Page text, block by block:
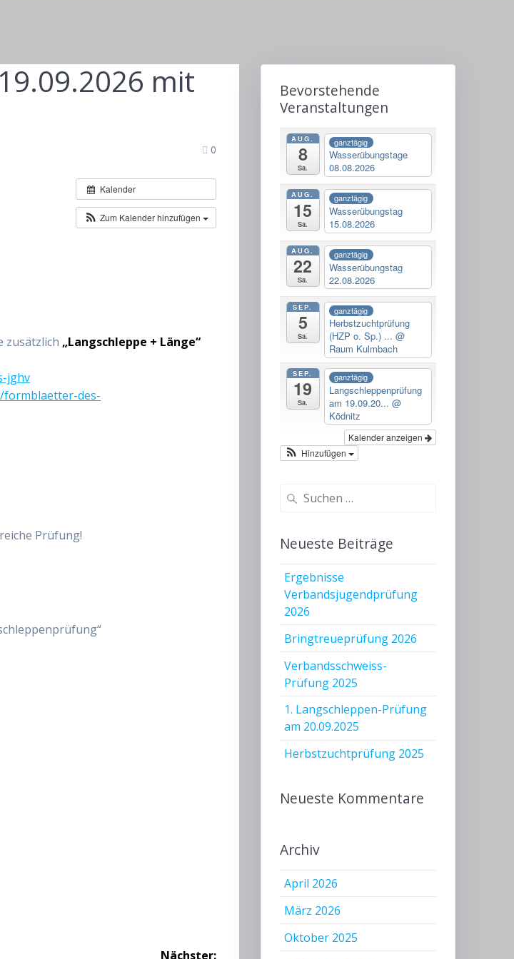
mit
0
Kalender
Zum Kalender hinzufügen
zusätzlich „Langschleppe + Länge“
jghv
formblaetter-des-
Prüfung!
Nächster:
Bevorstehende
Veranstaltungen
AUG.
8
Sa.
ganztägig
Wasserübungstage
08.08.2026
AUG.
15
Sa.
ganztägig
Wasserübungstag
15.08.2026
AUG.
22
Sa.
ganztägig
Wasserübungstag
22.08.2026
SEP.
5
Sa.
ganztägig
Herbstzuchtprüfung
(HZP o. Sp.) ... @
Raum Kulmbach
SEP.
19
Sa.
ganztägig
Langschleppenprüfung
am 19.09.20... @
Ködnitz
Kalender anzeigen
Hinzufügen
Suchen
nach:
Neueste Beiträge
Ergebnisse
Verbandsjugendprüfung
2026
Bringtreueprüfung 2026
Verbandsschweiss-
Prüfung 2025
1. Langschleppen-Prüfung
am 20.09.2025
Herbstzuchtprüfung 2025
Neueste Kommentare
Archiv
April 2026
März 2026
Oktober 2025